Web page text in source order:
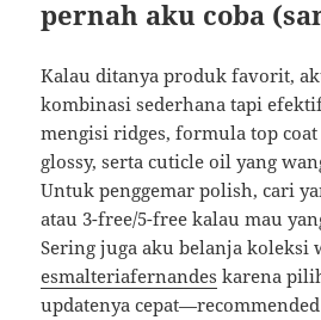
pernah aku coba
Kalau ditanya produk favorit,
kombinasi sederhana tapi
mengisi ridges, formula top
glossy, serta cuticle oil yang
Untuk penggemar polish, cari
atau 3-free/5-free kalau mau
Sering juga aku belanja koleksi
esmalteriafernandes karena
updatenya